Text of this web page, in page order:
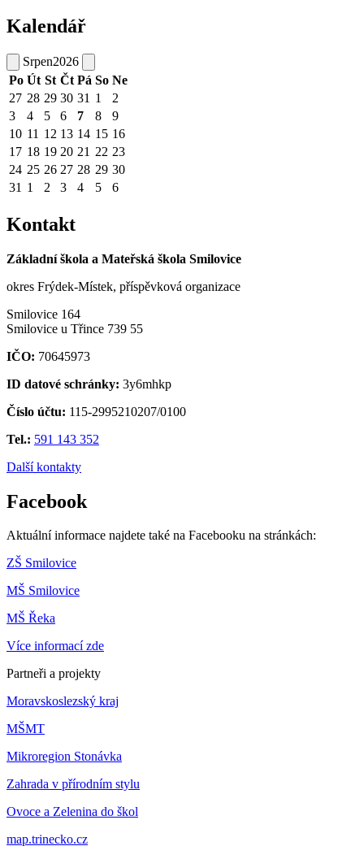
Kalendář
Srpen2026
Po Út St Čt Pá So Ne
27 28 29 30 31 1
2
3
4 5 6 7 8
9
10 11 12 13 14 15 16
17 18 19 20 21 22 23
24 25 26 27 28 29 30
31 1 2 3 4 5 6
Kontakt
Základní škola a Mateřská škola Smilovice
okres Frýdek-Místek, příspěvková organizace
Smilovice 164
Smilovice u Třince 739 55
IČO: 70645973
ID datové schránky: 3y6mhkp
Číslo účtu: 115-2995210207/0100
Tel.: 591 143 352
Další kontakty
Facebook
Aktuální informace najdete také na Facebooku na stránkách:
ZŠ Smilovice
MŠ Smilovice
MŠ Řeka
Více informací zde
Partneři a projekty
Moravskoslezský kraj
MŠMT
Mikroregion Stonávka
Zahrada v přírodním stylu
Ovoce a Zelenina do škol
map.trinecko.cz